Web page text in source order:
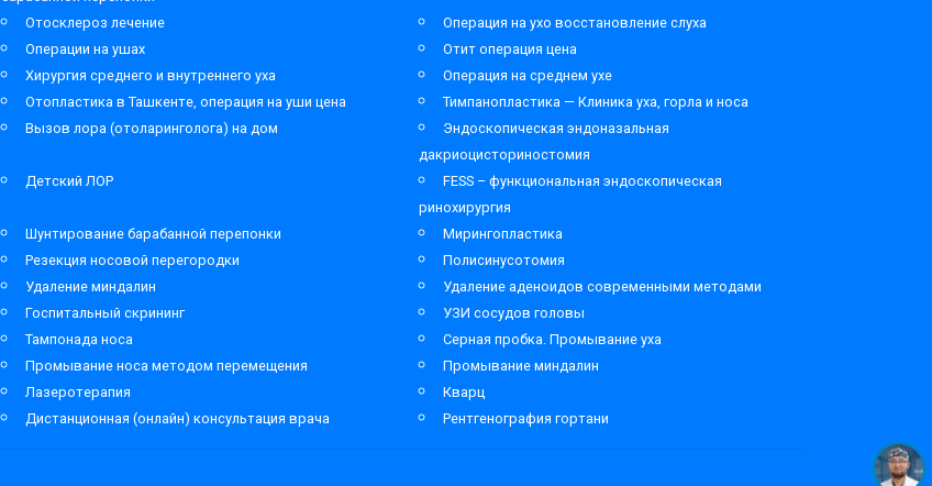
Отосклероз лечение
Операция на ухо восстановление слуха
Операции на ушах
Отит операция цена
Хирургия среднего и внутреннего уха
Операция на среднем ухе
Отопластика в Ташкенте, операция на уши цена
Тимпанопластика — Клиника уха, горла и носа
Вызов лора (отоларинголога) на дом
Эндоскопическая эндоназальная
дакриоцисториностомия
Детский ЛОР
FESS – функциональная эндоскопическая
ринохирургия
Шунтирование барабанной перепонки
Мирингопластика
Резекция носовой перегородки
Полисинусотомия
Удаление миндалин
Удаление аденоидов современными методами
Госпитальный скрининг
УЗИ сосудов головы
Тампонада носа
Серная пробка. Промывание уха
Промывание носа методом перемещения
Промывание миндалин
Лазеротерапия
Кварц
Дистанционная (онлайн) консультация врача Рентгенография гортани